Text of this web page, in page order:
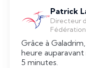
Patrick
Directeur
Grâce à
heure
5 minutes.